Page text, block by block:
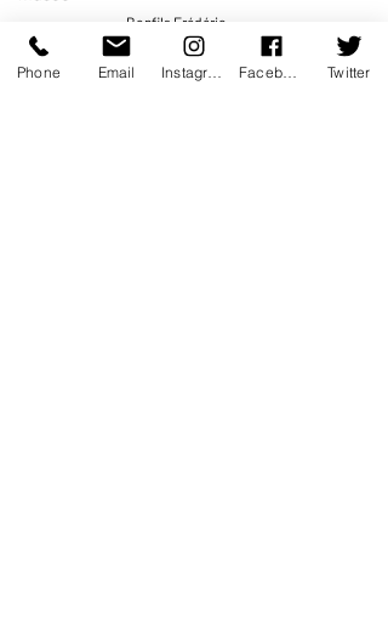
Hommage
Bonfils Frédéric
13 juil. 2023
2 min de lecture
Phone Email Twitter